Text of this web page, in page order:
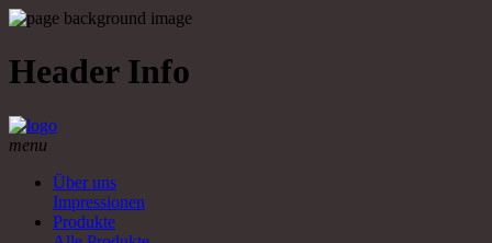
Header Info
menu
Über uns
Impressionen
Produkte